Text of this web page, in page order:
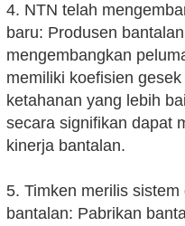
4. NTN telah
baru: Produsen
mengembangkan
memiliki koefisien
ketahanan yang lebih
secara signifikan dapat
kinerja bantalan.
5. Timken merilis
bantalan: Pabrikan